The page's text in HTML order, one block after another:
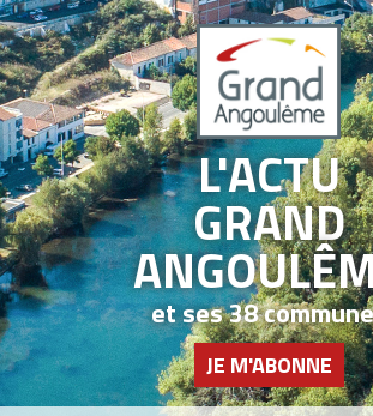
L'ACTU
GRAND
et ses 38
JE M'ABONNE
Panneau de gestion des cookies